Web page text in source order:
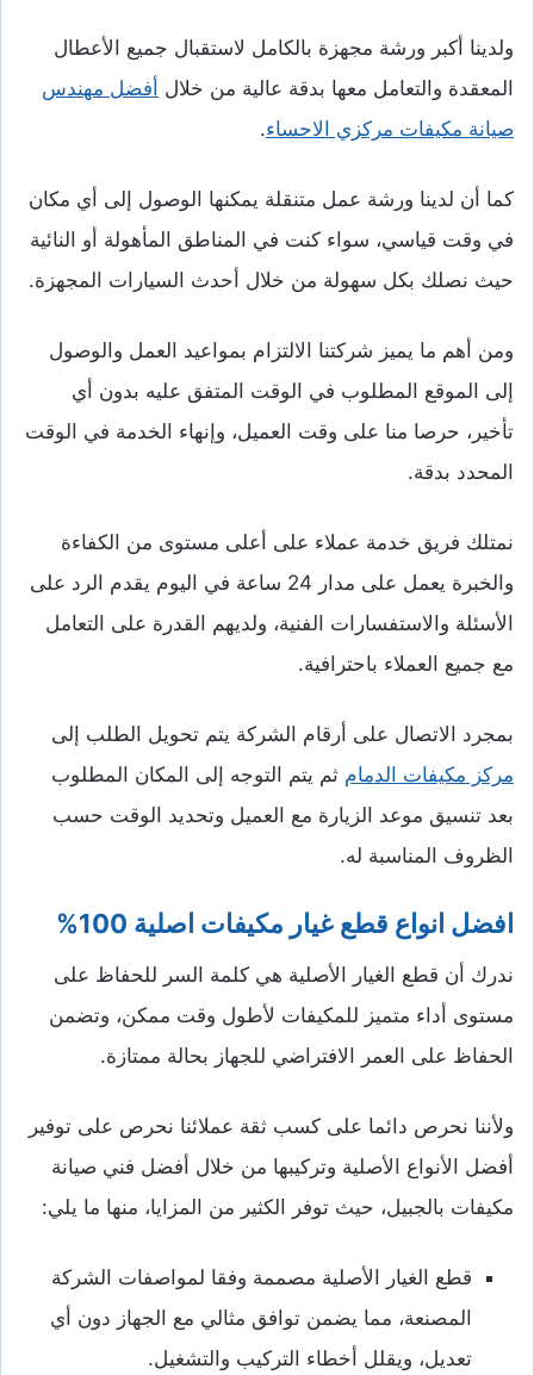
ولدينا أكبر ورشة مجهزة بالكامل لاستقبال جميع الأعطال
المعقدة والتعامل معها بدقة عالية من خلال أفضل مهندس
صيانة مكيفات مركزي الاحساء.
كما أن لدينا ورشة عمل متنقلة يمكنها الوصول إلى أي مكان
في وقت قياسي، سواء كنت في المناطق المأهولة أو النائية
حيث نصلك بكل سهولة من خلال أحدث السيارات المجهزة.
ومن أهم ما يميز شركتنا الالتزام بمواعيد العمل والوصول
إلى الموقع المطلوب في الوقت المتفق عليه بدون أي
تأخير، حرصا منا على وقت العميل، وإنهاء الخدمة في الوقت
المحدد بدقة.
نمتلك فريق خدمة عملاء على أعلى مستوى من الكفاءة
والخبرة يعمل على مدار 24 ساعة في اليوم يقدم الرد على
الأسئلة والاستفسارات الفنية، ولديهم القدرة على التعامل
مع جميع العملاء باحترافية.
بمجرد الاتصال على أرقام الشركة يتم تحويل الطلب إلى
مركز مكيفات الدمام ثم يتم التوجه إلى المكان المطلوب
بعد تنسيق موعد الزيارة مع العميل وتحديد الوقت حسب
الظروف المناسبة له.
افضل انواع قطع غيار مكيفات اصلية 100%
ندرك أن قطع الغيار الأصلية هي كلمة السر للحفاظ على
مستوى أداء متميز للمكيفات لأطول وقت ممكن، وتضمن
الحفاظ على العمر الافتراضي للجهاز بحالة ممتازة.
ولأننا نحرص دائما على كسب ثقة عملائنا نحرص على توفير
أفضل الأنواع الأصلية وتركيبها من خلال أفضل فني صيانة
مكيفات بالجبيل، حيث توفر الكثير من المزايا، منها ما يلي:
قطع الغيار الأصلية مصممة وفقا لمواصفات الشركة
المصنعة، مما يضمن توافق مثالي مع الجهاز دون أي
تعديل، ويقلل أخطاء التركيب والتشغيل.